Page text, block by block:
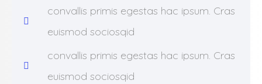
convallis primis egestas hac ipsum. Cras
euismod sociosqid
convallis primis egestas hac ipsum. Cras
euismod sociosqid